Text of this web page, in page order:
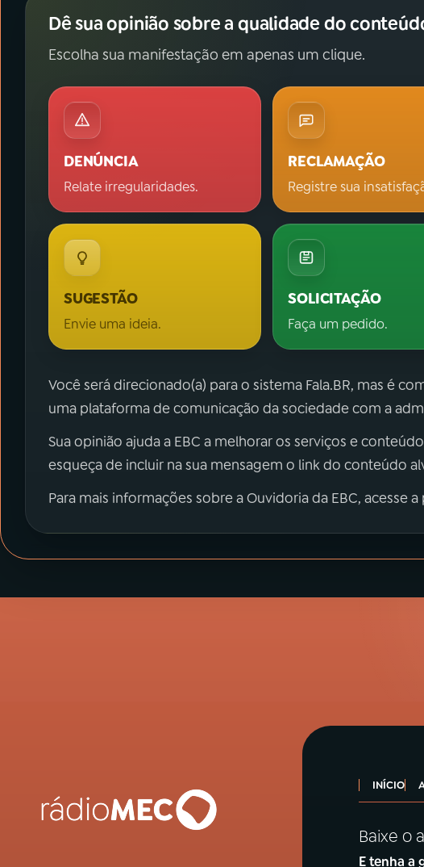
Dê sua opinião sobre a qualidade do
Escolha sua manifestação em apenas um clique.
DENÚNCIA
Relate irregularidades.
RECLAMAÇÃO
Registre sua
SUGESTÃO
Envie uma ideia.
SOLICITAÇÃO
Faça um pedido.
Você será direcionado(a) para o sistema Fala.BR, mas é
uma plataforma de comunicação da sociedade com a
Sua opinião ajuda a EBC a melhorar os serviços e
esqueça de incluir na sua mensagem o link do conteúdo
Para mais informações sobre a Ouvidoria da EBC, acesse
INÍCIO
Baixe o
E tenha a